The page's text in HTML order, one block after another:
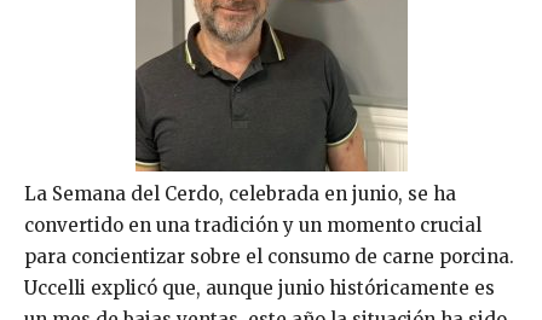
La Semana del Cerdo, celebrada en junio, se ha
convertido en una tradición y un momento crucial
para concientizar sobre el consumo de carne porcina.
Uccelli explicó que, aunque junio históricamente es